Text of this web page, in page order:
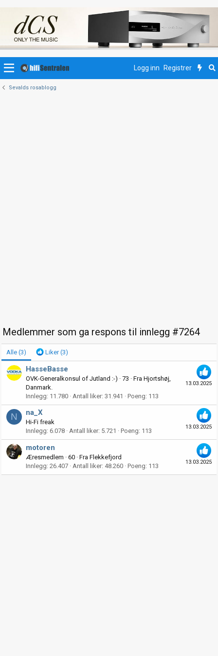
Logg inn Registrer
Sevalds rosablogg
Medlemmer som ga respons til innlegg #7264
Alle (3) Liker(3)
13.03.2025
HasseBasse
OVK-Generalkonsul of Jutland :-) · 73 · Fra Hjortshøj,
Danmark.
Innlegg 11.780 Antall liker 31.941 Poeng 113
N
13.03.2025
na_X
Hi-Fi freak
Innlegg 6.078 Antall liker 5.721 Poeng 113
13.03.2025
motoren
Æresmedlem · 60 · Fra Flekkefjord
Innlegg 26.407 Antall liker 48.260 Poeng 113